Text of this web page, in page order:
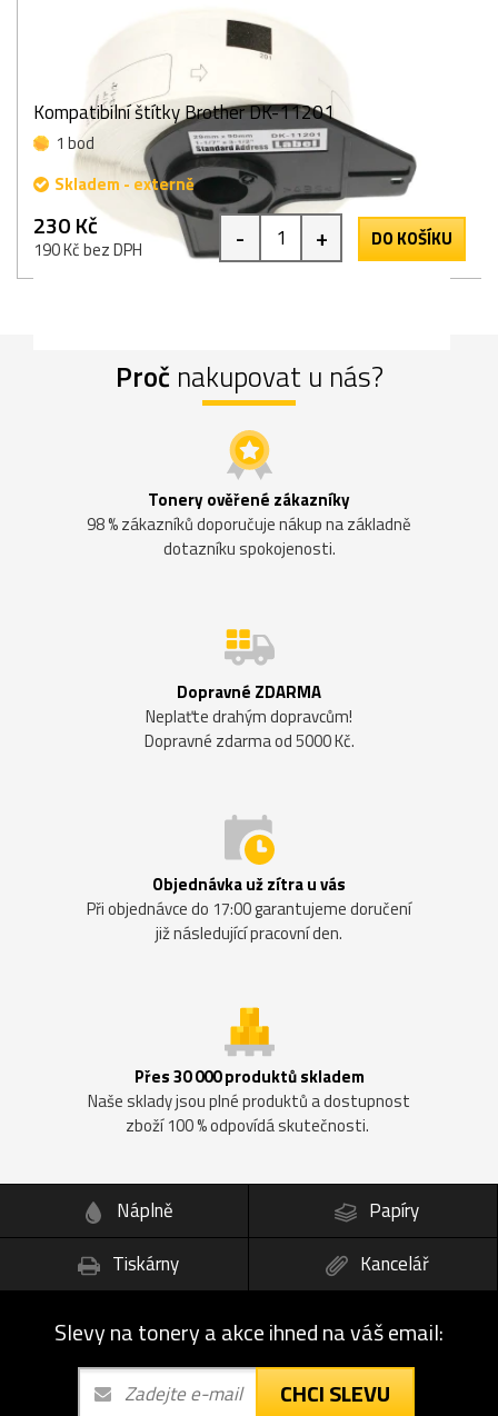
Kompatibilní štítky Brother DK-11201
1 bod
Skladem - externě
230 Kč
190 Kč bez DPH - + DO KOŠÍKU
Proč nakupovat u nás?
Tonery ověřené zákazníky
98 % zákazníků doporučuje nákup na základně
dotazníku spokojenosti.
Dopravné ZDARMA
Neplaťte drahým dopravcům!
Dopravné zdarma od 5000 Kč.
Objednávka už zítra u vás
Při objednávce do 17:00 garantujeme doručení
již následující pracovní den.
Přes 30 000 produktů skladem
Naše sklady jsou plné produktů a dostupnost
zboží 100 % odpovídá skutečnosti.
Náplně
Papíry
Tiskárny
Kancelář
Slevy na tonery a akce ihned na váš email:
CHCI SLEVU